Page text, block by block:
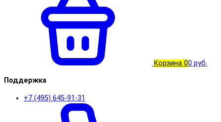
Корзина 00 руб.
Поддержка
+7 (495) 645-91-31